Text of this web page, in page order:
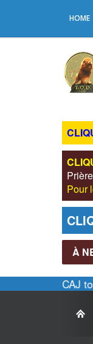
HOME
Pour
À
des CAJ